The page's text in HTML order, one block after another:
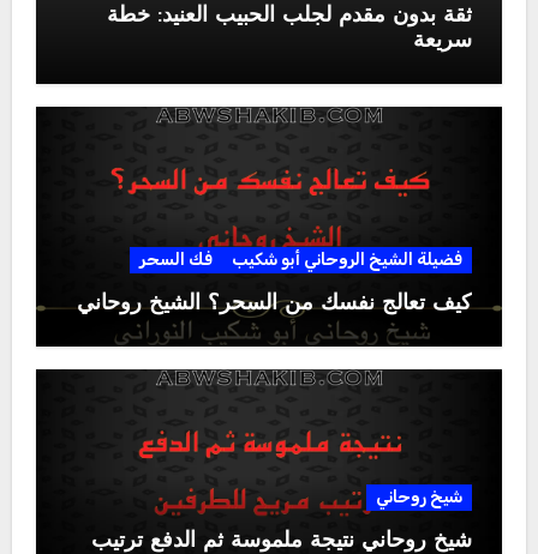
ثقة بدون مقدم لجلب الحبيب العنيد: خطة
سريعة
فضيلة الشيخ الروحاني أبو شكيب فك السحر
كيف تعالج نفسك من السحر؟ الشيخ روحاني
شيخ روحاني
شيخ روحاني نتيجة ملموسة ثم الدفع ترتيب